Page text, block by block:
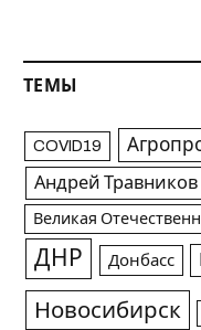
ТЕМЫ
COVID19
Андрей Травников
Великая
ДНР Донбасс
Новосибирск